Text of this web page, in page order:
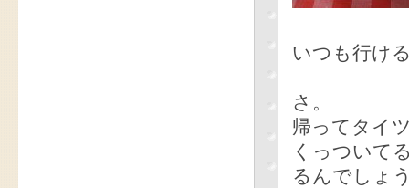
いつも行け
さ。
帰ってタイ
くっついて
るんでしょ